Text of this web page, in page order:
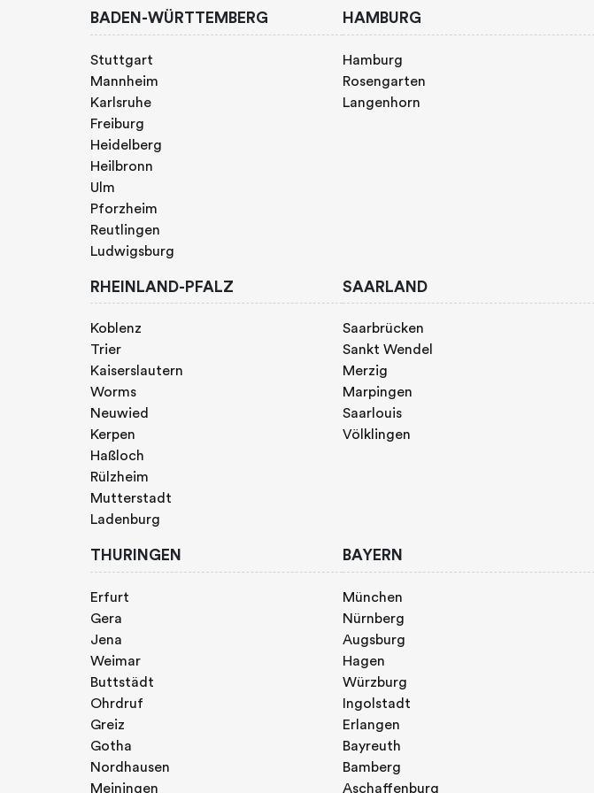
BADEN-WÜRTTEMBERG
Stuttgart
Mannheim
Karlsruhe
Freiburg
Heidelberg
Heilbronn
Ulm
Pforzheim
Reutlingen
Ludwigsburg
HAMBURG
Hamburg
Rosengarten
Langenhorn
RHEINLAND-PFALZ
Koblenz
Trier
Kaiserslautern
Worms
Neuwied
Kerpen
Haßloch
Rülzheim
Mutterstadt
Ladenburg
SAARLAND
Saarbrücken
Sankt Wendel
Merzig
Marpingen
Saarlouis
Völklingen
THURINGEN
Erfurt
Gera
Jena
Weimar
Buttstädt
Ohrdruf
Greiz
Gotha
Nordhausen
Meiningen
BAYERN
München
Nürnberg
Augsburg
Hagen
Würzburg
Ingolstadt
Erlangen
Bayreuth
Bamberg
Aschaffenburg